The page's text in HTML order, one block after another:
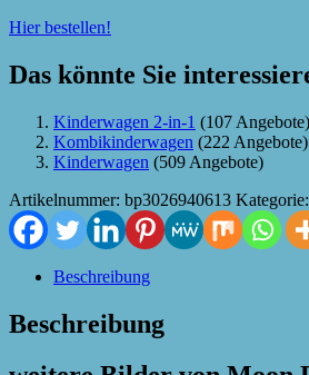
Hier bestellen!
Das könnte Sie
Kinderwagen 2-in-1 (107 Angebote)
Kombikinderwagen (222 Angebote)
Kinderwagen (509 Angebote)
Artikelnummer: bp3026940613 Kategorie:
Beschreibung
Beschreibung